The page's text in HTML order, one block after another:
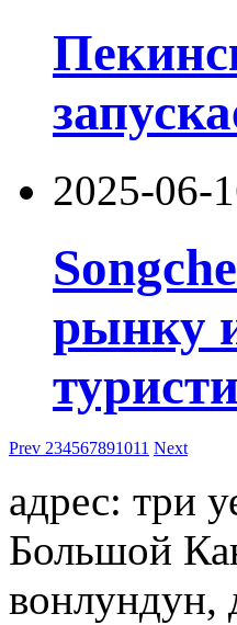
2025-06-
рынку
Prev 234567891011 Next
адрес: три
Большой
вонлундун,